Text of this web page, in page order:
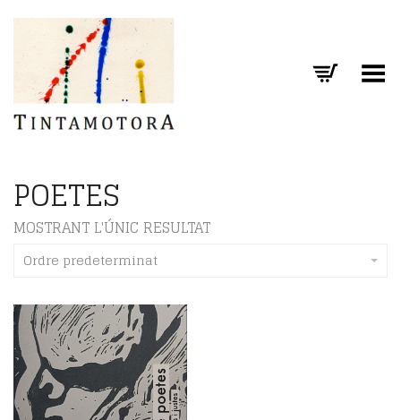
Toggle Menu
POETES
MOSTRANT L'ÚNIC RESULTAT
Ordre predeterminat